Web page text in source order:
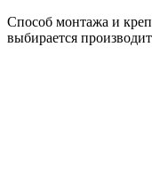
Способ монтажа и
выбирается